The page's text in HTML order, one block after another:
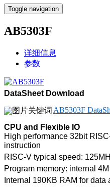
Toggle navigation
AB5303F
详细信息
参数
DataSheet Download
AB5303F
CPU and Flexible IO
High performance 32bit
instruction
RISC-V typical speed:
Program memory: internal
Internal 190KB RAM for data